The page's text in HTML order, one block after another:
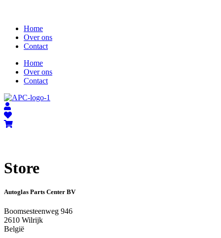
Home
Over ons
Contact
Home
Over ons
Contact
Store
Autoglas Parts Center BV
Boomsesteenweg 946
2610 ​Wilrijk
België